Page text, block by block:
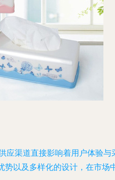
渠道直接影响着用户体验
以及多样化的设计，在市